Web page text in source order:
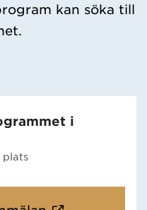
kan söka till
i
plats